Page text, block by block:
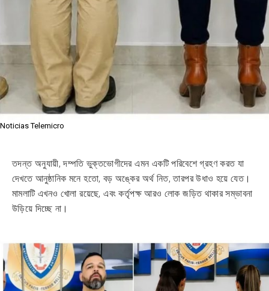
Noticias Telemicro
তদন্ত অনুযায়ী, দম্পতি ভুক্তভোগীদের এমন একটি পরিবেশে গ্রহণ করত যা
দেখতে আনুষ্ঠানিক মনে হতো, বড় অঙ্কের অর্থ নিত, তারপর উধাও হয়ে যেত।
মামলাটি এখনও খোলা রয়েছে, এবং কর্তৃপক্ষ আরও লোক জড়িত থাকার সম্ভাবনা
উড়িয়ে দিচ্ছে না।